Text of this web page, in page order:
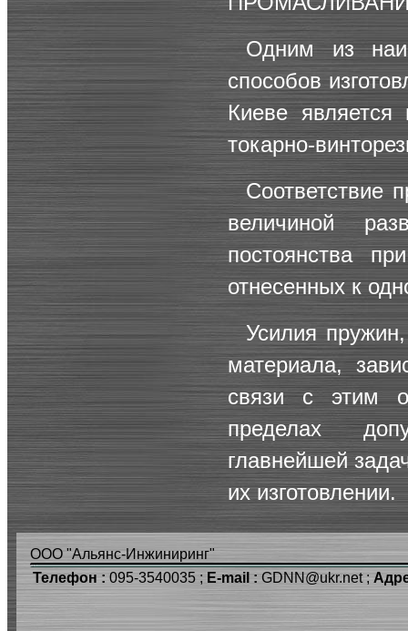
Одним из
способов
Киеве является
токарно-
Соответствие
величиной
постоянства
отнесенных к
Усилия
материала,
связи с этим
пределах
главнейшей
их изготовлении.
ООО "Альянс-Инжиниринг"
Телефон : 095-3540035 ; E-mail : GDNN@ukr.net ;